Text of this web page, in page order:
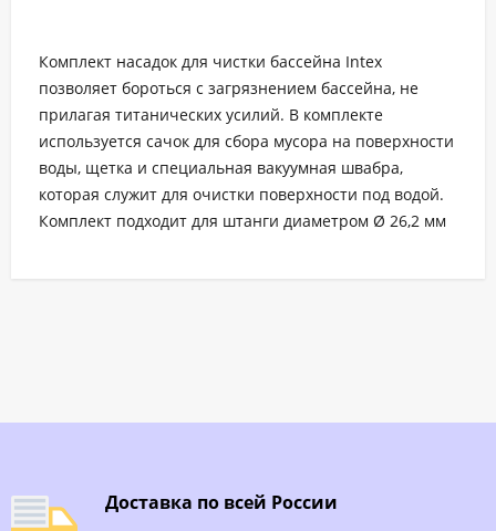
Комплект насадок для чистки бассейна Intex
позволяет бороться с загрязнением бассейна, не
прилагая титанических усилий. В комплекте
используется сачок для сбора мусора на поверхности
воды, щетка и специальная вакуумная швабра,
которая служит для очистки поверхности под водой.
Комплект подходит для штанги диаметром Ø 26,2 мм
Доставка по всей России